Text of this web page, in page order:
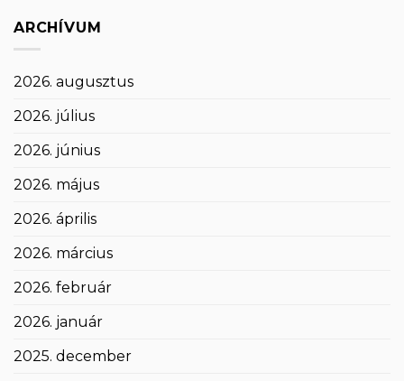
ARCHÍVUM
2026. augusztus
2026. július
2026. június
2026. május
2026. április
2026. március
2026. február
2026. január
2025. december